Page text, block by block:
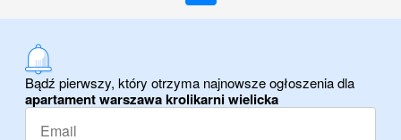
Bądź pierwszy, który otrzyma najnowsze ogłoszenia dla
apartament warszawa krolikarni wielicka